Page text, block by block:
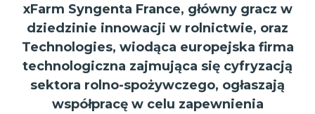
xFarm Syngenta France, główny gracz w
dziedzinie innowacji w rolnictwie, oraz
Technologies, wiodąca europejska firma
technologiczna zajmująca się cyfryzacją
sektora rolno-spożywczego, ogłaszają
współpracę w celu zapewnienia